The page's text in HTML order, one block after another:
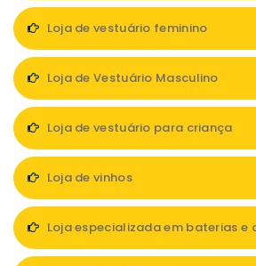
Loja de vestuário feminino
Loja de Vestuário Masculino
Loja de vestuário para criança
Loja de vinhos
Loja especializada em baterias e